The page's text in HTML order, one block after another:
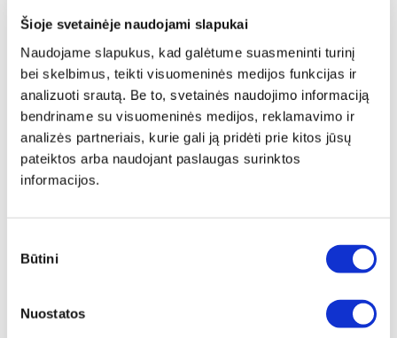
Šioje svetainėje naudojami slapukai
Naudojame slapukus, kad galėtume suasmeninti turinį
bei skelbimus, teikti visuomeninės medijos funkcijas ir
analizuoti srautą. Be to, svetainės naudojimo informaciją
bendriname su visuomeninės medijos, reklamavimo ir
analizės partneriais, kurie gali ją pridėti prie kitos jūsų
pateiktos arba naudojant paslaugas surinktos
informacijos.
pasirinkimas
Būtini
Nuostatos